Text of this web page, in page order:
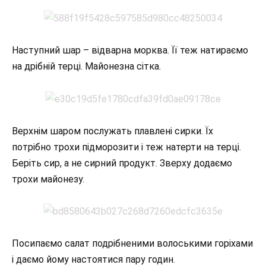
Наступний шар – відварна морква. Її теж натираємо
на дрібній терці. Майонезна сітка.
Верхнім шаром послужать плавлені сирки. Їх
потрібно трохи підморозити і теж натерти на терці.
Беріть сир, а не сирний продукт. Зверху додаємо
трохи майонезу.
Посипаємо салат подрібненими волоськими горіхами
і даємо йому настоятися пару годин.